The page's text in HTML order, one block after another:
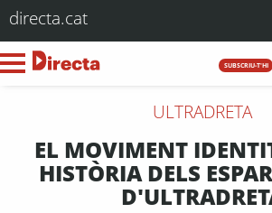
directa.cat
SUBSCRIU-T'HI
ULTRADRETA
EL MOVIMENT
HISTÒRIA DELS